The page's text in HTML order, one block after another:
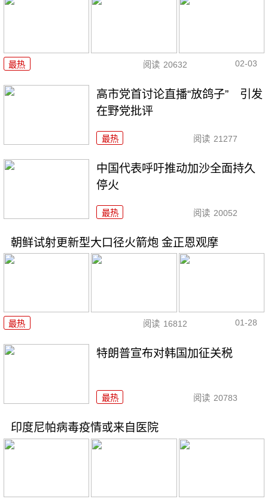
最热 阅读 20632 02-03
高市党首讨论直播“放鸽子” 引发
在野党批评
最热 阅读 21277
中国代表呼吁推动加沙全面持久
停火
最热 阅读 20052
朝鲜试射更新型大口径火箭炮 金正恩观摩
最热 阅读 16812 01-28
特朗普宣布对韩国加征关税
最热 阅读 20783
印度尼帕病毒疫情或来自医院